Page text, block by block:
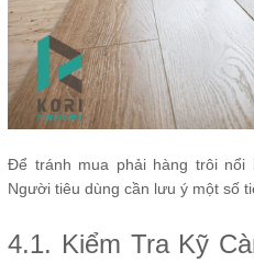
Để tránh mua phải hàng trôi nổi
Người tiêu dùng cần lưu ý một số
4.1. Kiểm Tra Kỹ